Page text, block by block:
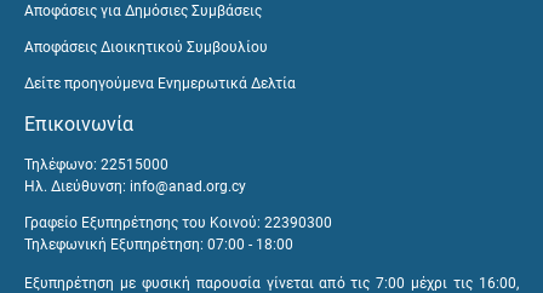
Αποφάσεις για Δημόσιες Συμβάσεις
Αποφάσεις Διοικητικού Συμβουλίου
Δείτε προηγούμενα Ενημερωτικά Δελτία
Επικοινωνία
Τηλέφωνο: 22515000
Ηλ. Διεύθυνση: info@anad.org.cy
Γραφείο Εξυπηρέτησης του Κοινού: 22390300
Τηλεφωνική Εξυπηρέτηση: 07:00 - 18:00
Εξυπηρέτηση με φυσική παρουσία γίνεται από τις 7:00 μέχρι τις 16:00,